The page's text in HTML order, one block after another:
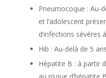
Pneumocoque : Au-
et l’adolescent
d’infections sévères
Hib : Au-delà de 5
Hépatite B : à partir